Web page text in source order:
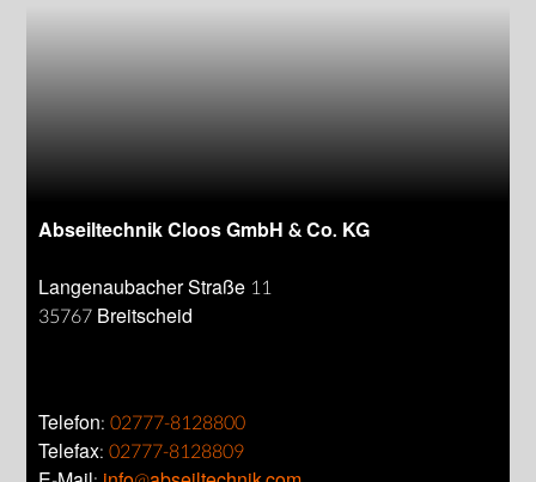
Abseiltechnik Cloos GmbH & Co. KG
Langenaubacher Straße 11
35767 Breitscheid
Telefon:02777-8128800
Telefax:02777-8128809